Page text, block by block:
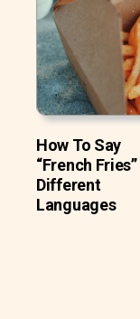
How To Say
“French Fries”
Different
Languages